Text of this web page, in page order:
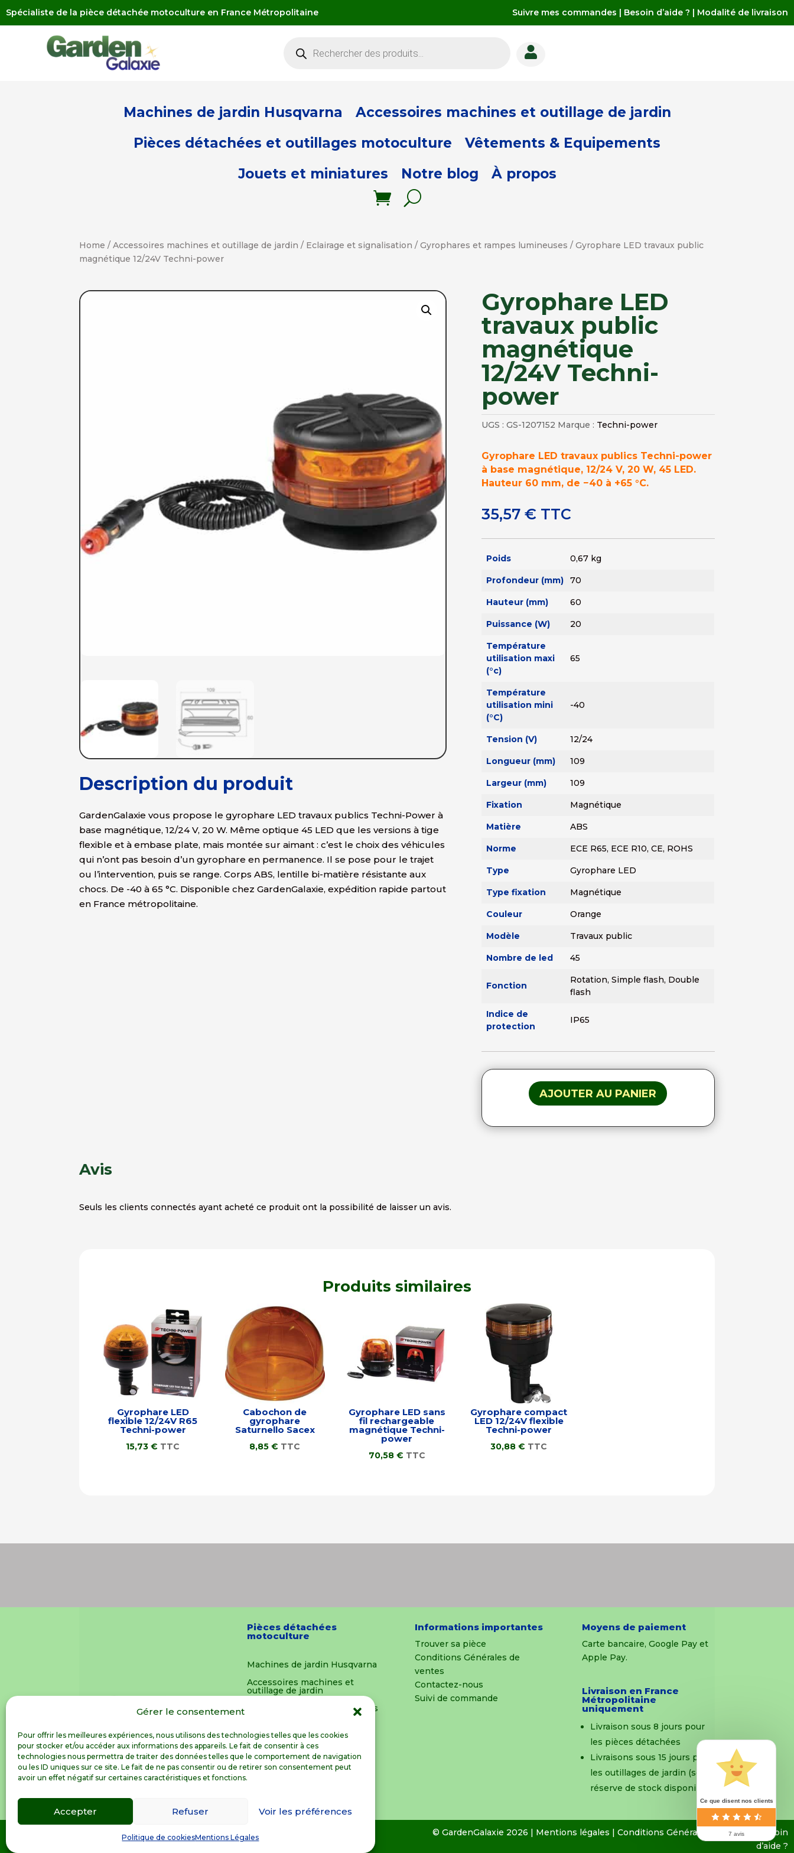
Gérer le consentement
Pour offrir les meilleures expériences, nous utilisons des technologies telles que les cookies
pour stocker et/ou accéder aux informations des appareils. Le fait de consentir à ces
technologies nous permettra de traiter des données telles que le comportement de navigation
ou les ID uniques sur ce site. Le fait de ne pas consentir ou de retirer son consentement peut
avoir un effet négatif sur certaines caractéristiques et fonctions.
Accepter Refuser Voir les préférences
Politique de cookiesMentions Légales
Spécialiste de la pièce détachée motoculture en France Métropolitaine Suivre mes commandes | Besoin d’aide ? | Modalité de livraison
produits 
Machines de jardin Husqvarna
Accessoires machines et outillage de jardin
Pièces détachées et outillages motoculture
Vêtements & Equipements
Jouets et miniatures
Notre blog À propos
Home /Accessoires machines et outillage de jardin / Eclairage et signalisation /Gyrophares et rampes lumineuses / Gyrophare LED travaux public
magnétique 12/24V Techni-power
Description du produit
GardenGalaxie vous propose le gyrophare LED travaux publics Techni-Power à
base magnétique, 12/24 V, 20 W. Même optique 45 LED que les versions à tige
flexible et à embase plate, mais montée sur aimant : c’est le choix des véhicules
qui n’ont pas besoin d’un gyrophare en permanence. Il se pose pour le trajet
ou l’intervention, puis se range. Corps ABS, lentille bi-matière résistante aux
chocs. De -40 à 65 °C. Disponible chez GardenGalaxie, expédition rapide partout
en France métropolitaine.
Gyrophare LED
travaux public
magnétique
12/24V Techni-
power
UGS : GS-1207152 Marque : Techni-power
Gyrophare LED travaux publics Techni-power
à base magnétique, 12/24 V, 20 W, 45 LED.
Hauteur 60 mm, de −40 à +65 °C.
35,57 € TTC
Poids 0,67 kg
Profondeur (mm) 70
Hauteur (mm) 60
Puissance (W) 20
Température
utilisation maxi
(°c)
65
Température
utilisation mini
(°C)
-40
Tension (V) 12/24
Longueur (mm) 109
Largeur (mm) 109
Fixation Magnétique
Matière ABS
Norme ECE R65, ECE R10, CE, ROHS
Type Gyrophare LED
Type fixation Magnétique
Couleur Orange
Modèle Travaux public
Nombre de led 45
Fonction
Rotation, Simple flash, Double
flash
Indice de
protection
IP65
AJOUTER AU PANIER
Avis
Seuls les clients connectés ayant acheté ce produit ont la possibilité de laisser un avis.
Produits similaires
Gyrophare LED
flexible 12/24V R65
Techni-power
15,73€ TTC
Cabochon de
gyrophare
Saturnello Sacex
8,85€ TTC
Gyrophare LED sans
fil rechargeable
magnétique Techni-
power
70,58 € TTC
Gyrophare compact
LED 12/24V flexible
Techni-power
30,88€ TTC
Pièces détachées
motoculture
Machines de jardin Husqvarna
Accessoires machines et
outillage de jardin
Pièces détachées et outillages
Vêtements & Equipements
Jouets et miniatures
Notre blog
À propos
Informations importantes
Trouver sa pièce
Conditions Générales de
ventes
Contactez-nous
Suivi de commande
Moyens de paiement
Carte bancaire, Google Pay et
Apple Pay.
Livraison en France
Métropolitaine
uniquement
Livraison sous 8 jours pour
les pièces détachées
Livraisons sous 15 jours pour
les outillages de jardin (sous
réserve de stock disponible)
Spécialiste de la pièce détachée motoculture en France Métropolitaine © GardenGalaxie 2026 | Mentions légales Conditions Générales de Vente
Besoin
d’aide ?
Ce que disent nos clients
7 avis